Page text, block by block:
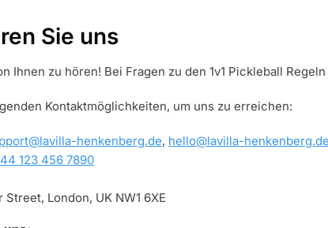
Sie uns
Ihnen zu hören! Bei Fragen zu den 1v1 Pickleball
Kontaktmöglichkeiten, um uns zu erreichen:
henkenberg.de, hello@lavilla-henkenberg.de
123 456 7890
Street, London, UK NW1 6XE